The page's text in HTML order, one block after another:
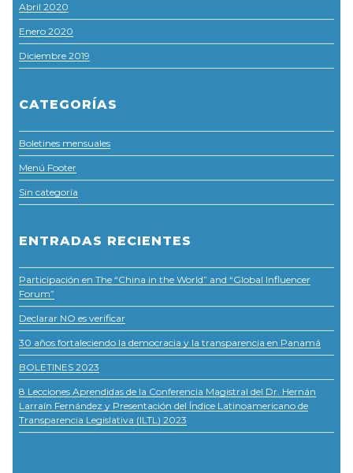
Abril 2020
Enero 2020
Diciembre 2019
CATEGORÍAS
Boletines mensuales
Menú Footer
Sin categoría
ENTRADAS RECIENTES
Participación en The “China in the World” and “Global Influencer
Forum”
Declarar NO es verificar
30 años fortaleciendo la democracia y la transparencia en Panamá
BOLETINES 2023
8 Lecciones Aprendidas de la Conferencia Magistral del Dr. Hernán
Larraín Fernández y Presentación del Índice Latinoamericano de
Transparencia Legislativa (ILTL) 2023